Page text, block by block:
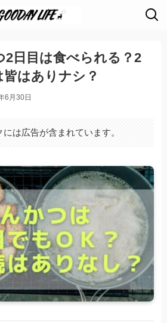
2日目は食べられる？2
皆はありナシ？
6月30日
は広告が含まれています。